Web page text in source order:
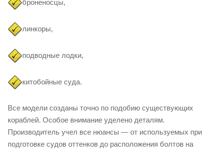
броненосцы,
линкоры,
подводные лодки,
китобойные суда.
Все модели созданы точно по подобию существующих
кораблей. Особое внимание уделено деталям.
Производитель учел все нюансы — от используемых при
подготовке судов оттенков до расположения болтов на